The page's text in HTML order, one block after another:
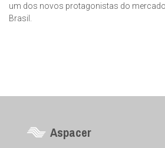
um dos novos protagonistas do
Brasil.
Aspacer